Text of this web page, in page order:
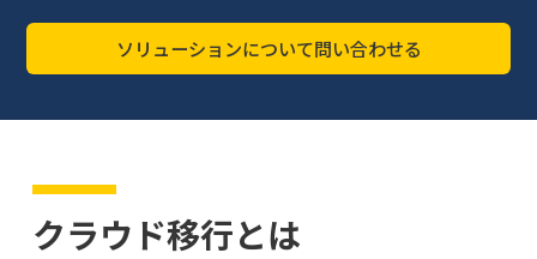
ソリューションについて問い合わせる
クラウド移行とは